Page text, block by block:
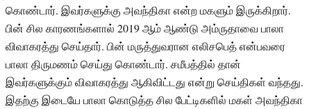
கொண்டார். இவர்களுக்கு அவந்திகா என்ற மகளும் இருக்கிறார்.
பின் சில காரணங்களால் 2019 ஆம் ஆண்டு அம்ருதாவை பாலா
விவாகரத்து செய்தார். பின் மருத்துவரான எலிசபெத் என்பவரை
பாலா திருமணம் செய்து கொண்டார். சமீபத்தில் தான்
இவர்களுக்கும் விவாகரத்து ஆகிவிட்டது என்று செய்திகள் வந்தது.
இதற்கு இடையே பாலா கொடுத்த சில பேட்டிகளில் மகள் அவந்திகா